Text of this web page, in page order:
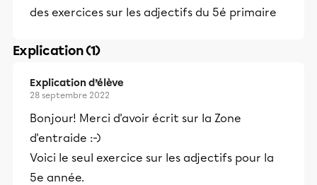
des exercices sur les adjectifs du 5é primaire
Explication (1)
Explication d’élève
28 septembre 2022
Bonjour! Merci d'avoir écrit sur la Zone
d'entraide :-)
Voici le seul exercice sur les adjectifs pour la
5e année.